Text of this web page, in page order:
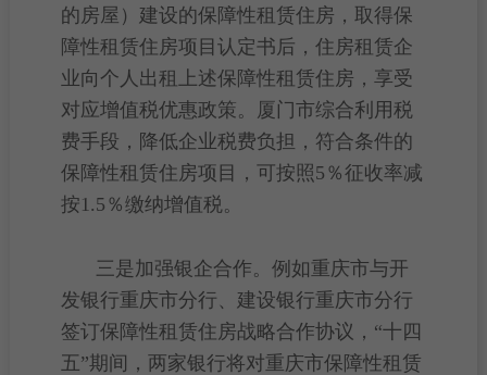
的房屋）建设的保障性租赁住房 ，取得保
障性租赁住房项目认定书后，住房租赁企
业向个人出租上述保障性租赁住房，享受
对应增值税优惠政策。厦门市综合利用税
费手段，降低企业税费负担，符合条件的
保障性租赁住房项目，可按照5％征收率减
按1.5％缴纳增值税。
三是加强银企合作。例如重庆市与开
发银行重庆市分行、建设银行重庆市分行
签订保障性租赁住房战略合作协议，“十四
五”期间，两家银行将对重庆市保障性租赁